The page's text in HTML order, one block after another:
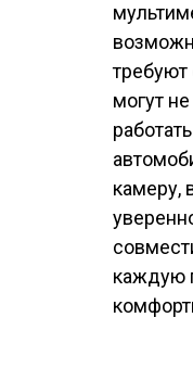
требуют
могут
камеру,
каждую